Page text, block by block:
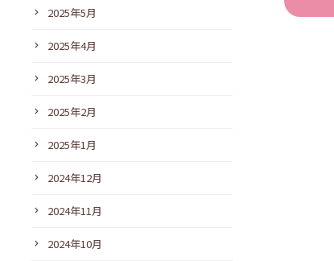
2025年5月
2025年4月
2025年3月
2025年2月
2025年1月
2024年12月
2024年11月
2024年10月